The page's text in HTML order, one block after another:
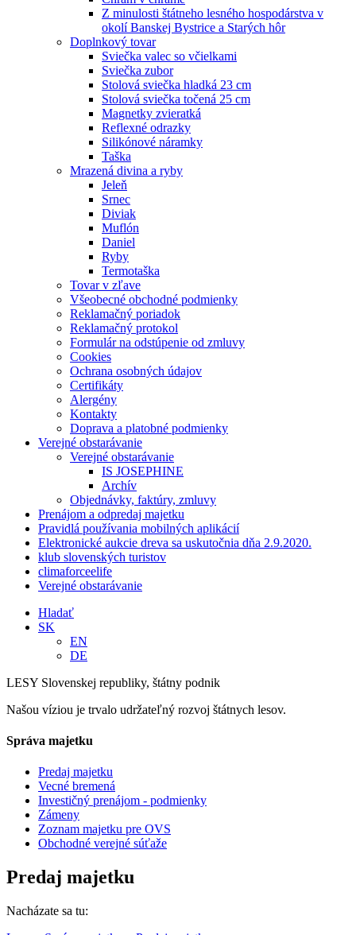
Z minulosti štátneho lesného hospodárstva v
okolí Banskej Bystrice a Starých hôr
Doplnkový tovar
Sviečka valec so včielkami
Sviečka zubor
Stolová sviečka hladká 23 cm
Stolová sviečka točená 25 cm
Magnetky zvieratká
Reflexné odrazky
Silikónové náramky
Taška
Mrazená divina a ryby
Jeleň
Srnec
Diviak
Muflón
Daniel
Ryby
Termotaška
Tovar v zľave
Všeobecné obchodné podmienky
Reklamačný poriadok
Reklamačný protokol
Formulár na odstúpenie od zmluvy
Cookies
Ochrana osobných údajov
Certifikáty
Alergény
Kontakty
Doprava a platobné podmienky
Verejné obstarávanie
Verejné obstarávanie
IS JOSEPHINE
Archív
Objednávky, faktúry, zmluvy
Prenájom a odpredaj majetku
Pravidlá používania mobilných aplikácií
Elektronické aukcie dreva sa uskutočnia dňa 2.9.2020.
klub slovenských turistov
climaforceelife
Verejné obstarávanie
Hladať
SK
EN
DE
LESY Slovenskej republiky, štátny podnik
Našou víziou je trvalo udržateľný rozvoj štátnych lesov.
Správa majetku
Predaj majetku
Vecné bremená
Investičný prenájom - podmienky
Zámeny
Zoznam majetku pre OVS
Obchodné verejné súťaže
Predaj majetku
Nacházate sa tu: